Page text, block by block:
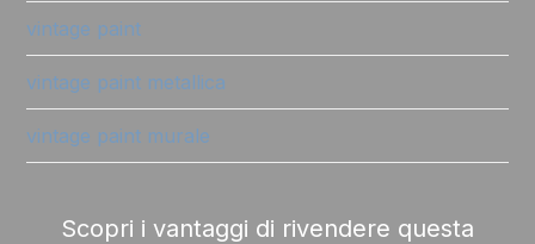
vintage paint
vintage paint metallica
vintage paint murale
Scopri i vantaggi di rivendere questa